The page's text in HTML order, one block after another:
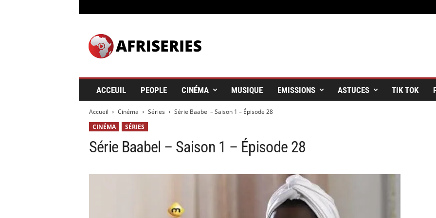
ACCEUIL PEOPLE CINÉMA MUSIQUE EMISSIONS ASTUCES TIK TOK
Accueil Cinéma Séries
Série Baabel – Saison 1 – Épisode 28
CINÉMA
SÉRIES
Série Baabel – Saison 1 – Épisode 28